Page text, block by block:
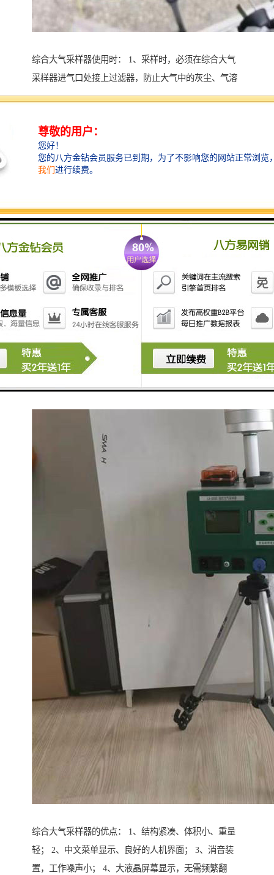
综合大气采样器使用时： 1、采样时，必须在综合大气
采样器进气口处接上过滤器，防止大气中的灰尘、气溶
胶、酸碱气体等吸入泵内，降低仪器的工作性能和使用
净，并重新换上滤棉或泡沫塑料；如吸入泵体内，应用
酒精清洗泵体，然后将仪器空载运转几分钟，待酒精挥
发干净后方可投入正常使用。 2、长时间不用时，进出
源充足电保存，并定期进行维护性补充，以确保电源具
有良好的工作性能。 3、内置电池组欠压应及时充电，
否则影响仪器采样效果和电池性能，以确保电池具有良
好工作性能。 4、在运输、使用过程中应尽量避免强烈
的震动碰撞及防止灰尘、雨、雪的侵袭。 5、现场采样
损坏采样器。 6、关机后应间隔5秒钟以上才能再开
综合大气采样器的优点： 1、结构紧凑、体积小、重量
轻； 2、中文菜单显示、良好的人机界面； 3、消音装
置，工作噪声小； 4、大液晶屏幕显示，无需频繁翻